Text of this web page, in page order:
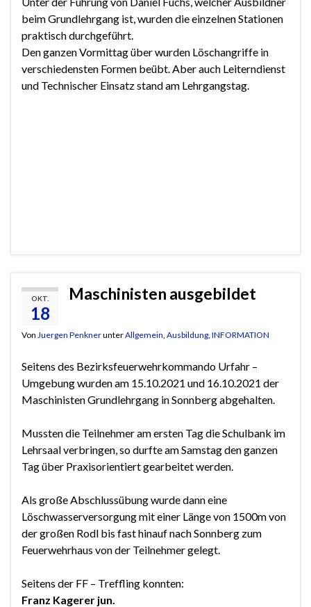
beim Grundlehrgang ist, wurden die einzelnen Stationen
praktisch durchgeführt.
Den ganzen Vormittag über wurden Löschangriffe in
verschiedensten Formen beübt. Aber auch Leiterndienst
und Technischer Einsatz stand am Lehrgangstag.
OKT.
18
Maschinisten ausgebildet
Von Juergen PenknerunterAllgemein Ausbildung INFORMATION
Seitens des Bezirksfeuerwehrkommando Urfahr –
Umgebung wurden am 15.10.2021 und 16.10.2021 der
Maschinisten Grundlehrgang in Sonnberg abgehalten.
Mussten die Teilnehmer am ersten Tag die Schulbank im
Lehrsaal verbringen, so durfte am Samstag den ganzen
Tag über Praxisorientiert gearbeitet werden.
Als große Abschlussübung wurde dann eine
Löschwasserversorgung mit einer Länge von 1500m von
der großen Rodl bis fast hinauf nach Sonnberg zum
Feuerwehrhaus von der Teilnehmer gelegt.
Seitens der FF – Treffling konnten:
Franz Kagerer jun.